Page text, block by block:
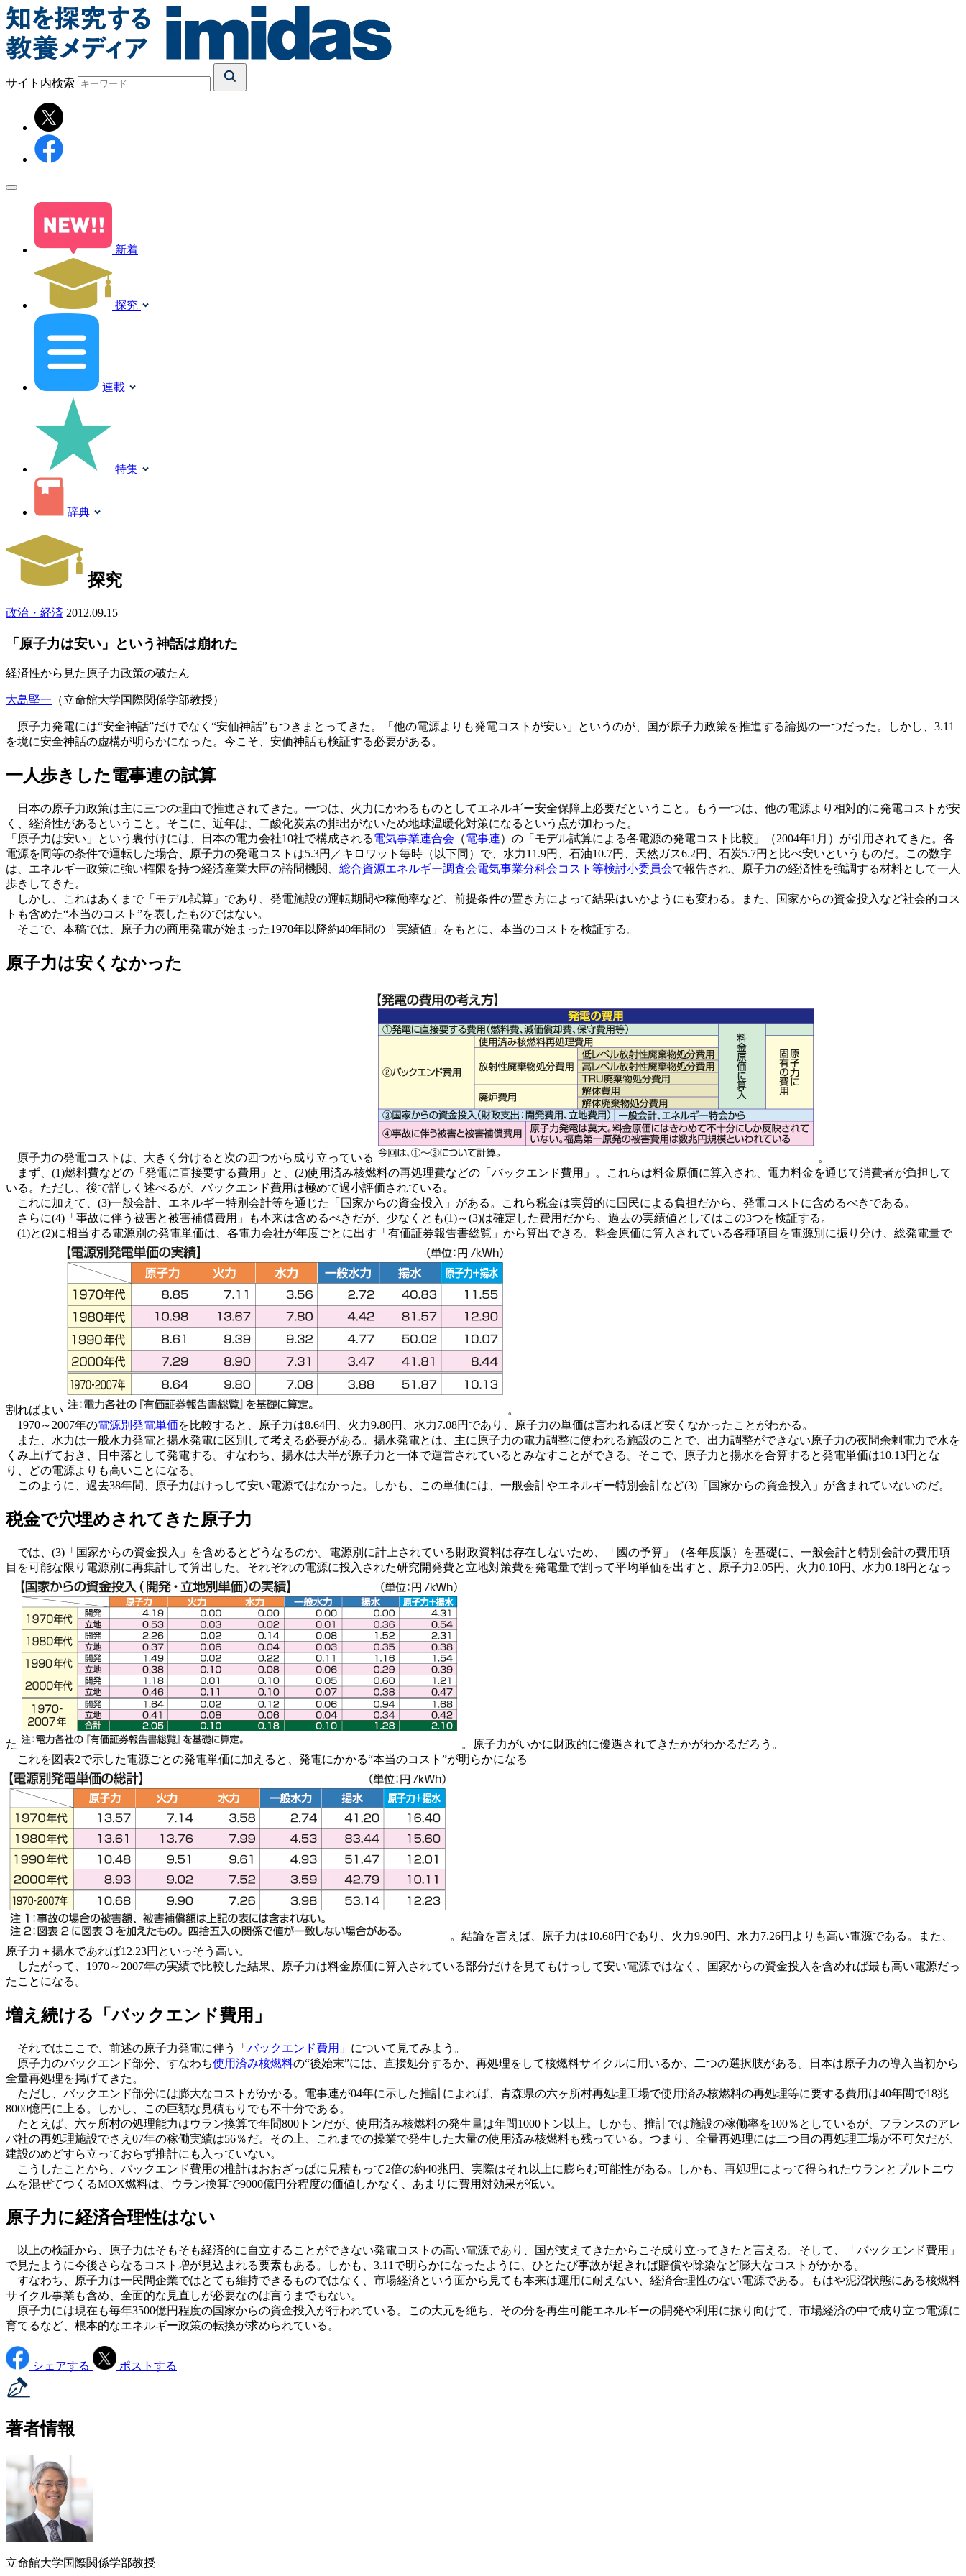
サイト内検索
新着
探究
連載
特集
辞典
探究
政治・経済 2012.09.15
「原子力は安い」という神話は崩れた
経済性から見た原子力政策の破たん
大島堅一 （立命館大学国際関係学部教授）
原子力発電には“安全神話”だけでなく“安価神話”もつきまとってきた。「他の電源よりも発電コストが安い」というのが、国が原子力政策を推進する論拠の一つだった。しかし、3.11
を境に安全神話の虚構が明らかになった。今こそ、安価神話も検証する必要がある。
一人歩きした電事連の試算
日本の原子力政策は主に三つの理由で推進されてきた。一つは、火力にかわるものとしてエネルギー安全保障上必要だということ。もう一つは、他の電源より相対的に発電コストが安
く、経済性があるということ。そこに、近年は、二酸化炭素の排出がないため地球温暖化対策になるという点が加わった。
「原子力は安い」という裏付けには、日本の電力会社10社で構成される電気事業連合会 （電事連）の「モデル試算による各電源の発電コスト比較」（2004年1月）が引用されてきた。各
電源を同等の条件で運転した場合、原子力の発電コストは5.3円／キロワット毎時（以下同）で、水力11.9円、石油10.7円、天然ガス6.2円、石炭5.7円と比べ安いというものだ。この数字
は、エネルギー政策に強い権限を持つ経済産業大臣の諮問機関、 総合資源エネルギー調査会電気事業分科会コスト等検討小委員会で報告され、原子力の経済性を強調する材料として一人
歩きしてきた。
しかし、これはあくまで「モデル試算」であり、発電施設の運転期間や稼働率など、前提条件の置き方によって結果はいかようにも変わる。また、国家からの資金投入など社会的コス
トも含めた“本当のコスト”を表したものではない。
そこで、本稿では、原子力の商用発電が始まった1970年以降約40年間の「実績値」をもとに、本当のコストを検証する。
原子力は安くなかった
原子力の発電コストは、大きく分けると次の四つから成り立っている
。
まず、(1)燃料費などの「発電に直接要する費用」と、(2)使用済み核燃料の再処理費などの「バックエンド費用」。これらは料金原価に算入され、電力料金を通じて消費者が負担して
いる。ただし、後で詳しく述べるが、バックエンド費用は極めて過小評価されている。
これに加えて、(3)一般会計、エネルギー特別会計等を通じた「国家からの資金投入」がある。これら税金は実質的に国民による負担だから、発電コストに含めるべきである。
さらに(4)「事故に伴う被害と被害補償費用」も本来は含めるべきだが、少なくとも(1)～(3)は確定した費用だから、過去の実績値としてはこの3つを検証する。
(1)と(2)に相当する電源別の発電単価は、各電力会社が年度ごとに出す「有価証券報告書総覧」から算出できる。料金原価に算入されている各種項目を電源別に振り分け、総発電量で
割ればよい
。
1970～2007年の電源別発電単価を比較すると、原子力は8.64円、火力9.80円、水力7.08円であり、原子力の単価は言われるほど安くなかったことがわかる。
また、水力は一般水力発電と揚水発電に区別して考える必要がある。揚水発電とは、主に原子力の電力調整に使われる施設のことで、出力調整ができない原子力の夜間余剰電力で水を
くみ上げておき、日中落として発電する。すなわち、揚水は大半が原子力と一体で運営されているとみなすことができる。そこで、原子力と揚水を合算すると発電単価は10.13円とな
り、どの電源よりも高いことになる。
このように、過去38年間、原子力はけっして安い電源ではなかった。しかも、この単価には、一般会計やエネルギー特別会計など(3)「国家からの資金投入」が含まれていないのだ。
税金で穴埋めされてきた原子力
では、(3)「国家からの資金投入」を含めるとどうなるのか。電源別に計上されている財政資料は存在しないため、「國の予算」（各年度版）を基礎に、一般会計と特別会計の費用項
目を可能な限り電源別に再集計して算出した。それぞれの電源に投入された研究開発費と立地対策費を発電量で割って平均単価を出すと、原子力2.05円、火力0.10円、水力0.18円となっ
た
。原子力がいかに財政的に優遇されてきたかがわかるだろう。
これを図表2で示した電源ごとの発電単価に加えると、発電にかかる“本当のコスト”が明らかになる
。結論を言えば、原子力は10.68円であり、火力9.90円、水力7.26円よりも高い電源である。また、
原子力＋揚水であれば12.23円といっそう高い。
したがって、1970～2007年の実績で比較した結果、原子力は料金原価に算入されている部分だけを見てもけっして安い電源ではなく、国家からの資金投入を含めれば最も高い電源だっ
たことになる。
増え続ける「バックエンド費用」
それではここで、前述の原子力発電に伴う「 バックエンド費用 」について見てみよう。
原子力のバックエンド部分、すなわち使用済み核燃料の“後始末”には、直接処分するか、再処理をして核燃料サイクルに用いるか、二つの選択肢がある。日本は原子力の導入当初から
全量再処理を掲げてきた。
ただし、バックエンド部分には膨大なコストがかかる。電事連が04年に示した推計によれば、青森県の六ヶ所村再処理工場で使用済み核燃料の再処理等に要する費用は40年間で18兆
8000億円に上る。しかし、この巨額な見積もりでも不十分である。
たとえば、六ヶ所村の処理能力はウラン換算で年間800トンだが、使用済み核燃料の発生量は年間1000トン以上。しかも、推計では施設の稼働率を100％としているが、フランスのアレ
バ社の再処理施設でさえ07年の稼働実績は56％だ。その上、これまでの操業で発生した大量の使用済み核燃料も残っている。つまり、全量再処理には二つ目の再処理工場が不可欠だが、
建設のめどすら立っておらず推計にも入っていない。
こうしたことから、バックエンド費用の推計はおおざっぱに見積もって2倍の約40兆円、実際はそれ以上に膨らむ可能性がある。しかも、再処理によって得られたウランとプルトニウ
ムを混ぜてつくるMOX燃料は、ウラン換算で9000億円分程度の価値しかなく、あまりに費用対効果が低い。
原子力に経済合理性はない
以上の検証から、原子力はそもそも経済的に自立することができない発電コストの高い電源であり、国が支えてきたからこそ成り立ってきたと言える。そして、「バックエンド費用」
で見たように今後さらなるコスト増が見込まれる要素もある。しかも、3.11で明らかになったように、ひとたび事故が起きれば賠償や除染など膨大なコストがかかる。
すなわち、原子力は一民間企業ではとても維持できるものではなく、市場経済という面から見ても本来は運用に耐えない、経済合理性のない電源である。もはや泥沼状態にある核燃料
サイクル事業も含め、全面的な見直しが必要なのは言うまでもない。
原子力には現在も毎年3500億円程度の国家からの資金投入が行われている。この大元を絶ち、その分を再生可能エネルギーの開発や利用に振り向けて、市場経済の中で成り立つ電源に
育てるなど、根本的なエネルギー政策の転換が求められている。
シェアする ポストする
著者情報
立命館大学国際関係学部教授